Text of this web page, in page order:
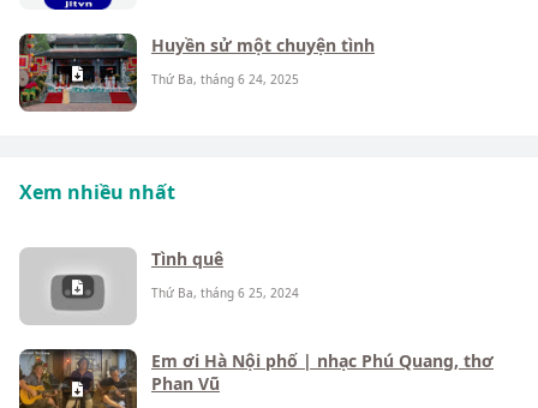
Huyền sử một chuyện tình
Thứ Ba, tháng 6 24, 2025
Xem nhiều nhất
Tình quê
Thứ Ba, tháng 6 25, 2024
Em ơi Hà Nội phố | nhạc Phú Quang, thơ
Phan Vũ